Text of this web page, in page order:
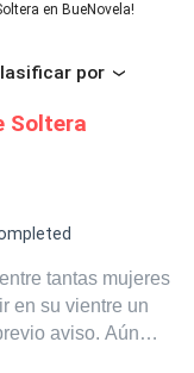
en BueNovela!
por
Soltera